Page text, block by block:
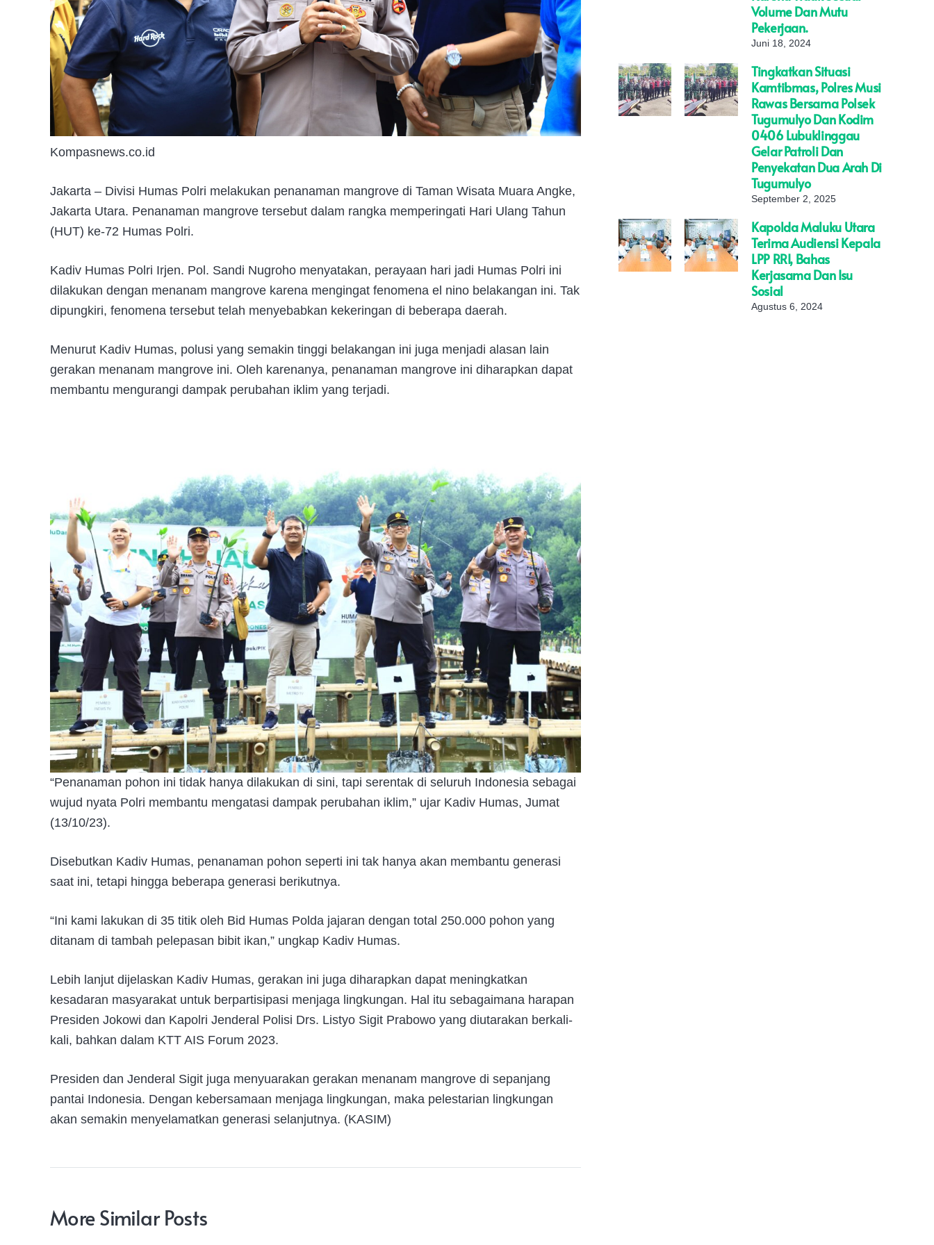
Kompasnews.co.id
Jakarta – Divisi Humas Polri melakukan penanaman mangrove di Taman Wisata Muara Angke,
Jakarta Utara. Penanaman mangrove tersebut dalam rangka memperingati Hari Ulang Tahun
(HUT) ke-72 Humas Polri.
Kadiv Humas Polri Irjen. Pol. Sandi Nugroho menyatakan, perayaan hari jadi Humas Polri ini
dilakukan dengan menanam mangrove karena mengingat fenomena el nino belakangan ini. Tak
dipungkiri, fenomena tersebut telah menyebabkan kekeringan di beberapa daerah.
Menurut Kadiv Humas, polusi yang semakin tinggi belakangan ini juga menjadi alasan lain
gerakan menanam mangrove ini. Oleh karenanya, penanaman mangrove ini diharapkan dapat
membantu mengurangi dampak perubahan iklim yang terjadi.
“Penanaman pohon ini tidak hanya dilakukan di sini, tapi serentak di seluruh Indonesia sebagai
wujud nyata Polri membantu mengatasi dampak perubahan iklim,” ujar Kadiv Humas, Jumat
(13/10/23).
Disebutkan Kadiv Humas, penanaman pohon seperti ini tak hanya akan membantu generasi
saat ini, tetapi hingga beberapa generasi berikutnya.
“Ini kami lakukan di 35 titik oleh Bid Humas Polda jajaran dengan total 250.000 pohon yang
ditanam di tambah pelepasan bibit ikan,” ungkap Kadiv Humas.
Lebih lanjut dijelaskan Kadiv Humas, gerakan ini juga diharapkan dapat meningkatkan
kesadaran masyarakat untuk berpartisipasi menjaga lingkungan. Hal itu sebagaimana harapan
Presiden Jokowi dan Kapolri Jenderal Polisi Drs. Listyo Sigit Prabowo yang diutarakan berkali-
kali, bahkan dalam KTT AIS Forum 2023.
Presiden dan Jenderal Sigit juga menyuarakan gerakan menanam mangrove di sepanjang
pantai Indonesia. Dengan kebersamaan menjaga lingkungan, maka pelestarian lingkungan
akan semakin menyelamatkan generasi selanjutnya. (KASIM)
Volume Dan Mutu
Pekerjaan.
Juni 18, 2024
Tingkatkan Situasi
Kamtibmas, Polres Musi
Rawas Bersama Polsek
Tugumulyo Dan Kodim
0406 Lubuklinggau
Gelar Patroli Dan
Penyekatan Dua Arah Di
Tugumulyo
September 2, 2025
Kapolda Maluku Utara
Terima Audiensi Kepala
LPP RRI, Bahas
Kerjasama Dan Isu
Sosial
Agustus 6, 2024
More Similar Posts